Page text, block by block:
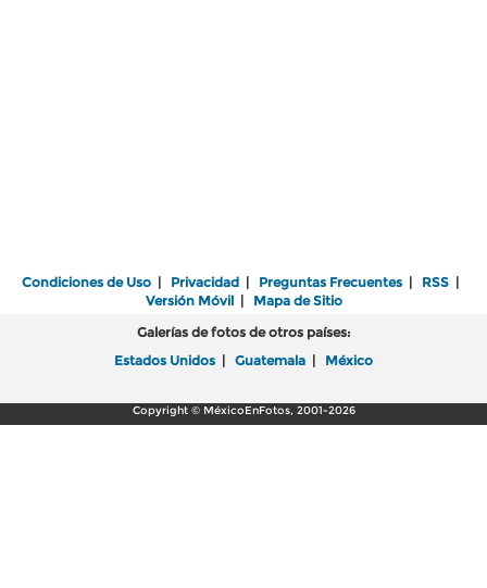
Condiciones de Uso | Privacidad | Preguntas Frecuentes | RSS |
Versión Móvil| Mapa de Sitio
Galerías de fotos de otros países:
Estados Unidos | Guatemala | México
Copyright © MéxicoEnFotos, 2001-2026